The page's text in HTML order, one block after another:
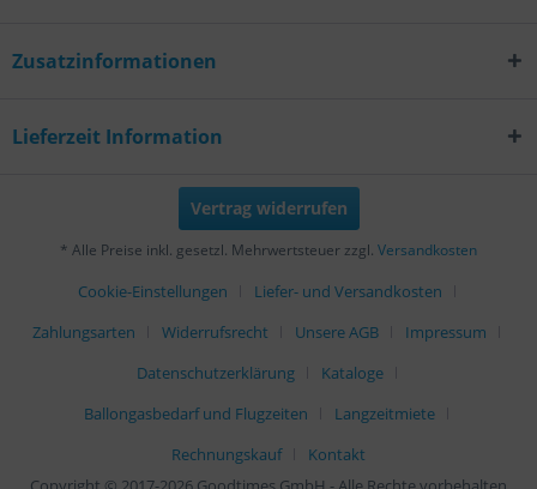
Zusatzinformationen
Lieferzeit Information
Vertrag widerrufen
* Alle Preise inkl. gesetzl. Mehrwertsteuer zzgl. Versandkosten
Cookie-Einstellungen
Liefer- und Versandkosten
Zahlungsarten
Widerrufsrecht Unsere AGB
Impressum
Datenschutzerklärung
Kataloge
Ballongasbedarf und Flugzeiten
Langzeitmiete
Rechnungskauf
Kontakt